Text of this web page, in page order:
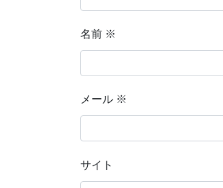
名前 ※
メール ※
サイト